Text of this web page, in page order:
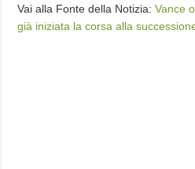
Vai alla Fonte della Notizia:Vance
già iniziata la corsa alla